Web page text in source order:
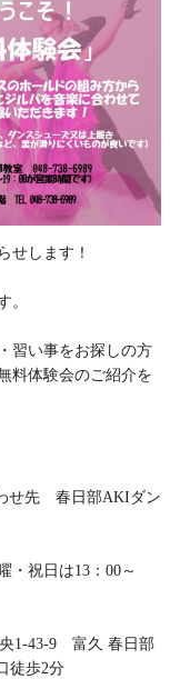
せします！
。
習い事をお探しの方
料体験会のご紹介を
せ先 春日部AKIダン
・祝日は13：00～
1-43-9 富久 春日部
徒歩2分